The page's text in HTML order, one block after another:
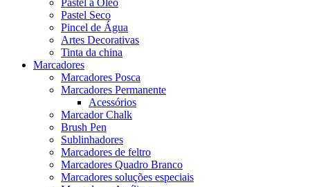
Pastel a Óleo
Pastel Seco
Pincel de Água
Artes Decorativas
Tinta da china
Marcadores
Marcadores Posca
Marcadores Permanente
Acessórios
Marcador Chalk
Brush Pen
Sublinhadores
Marcadores de feltro
Marcadores Quadro Branco
Marcadores soluções especiais